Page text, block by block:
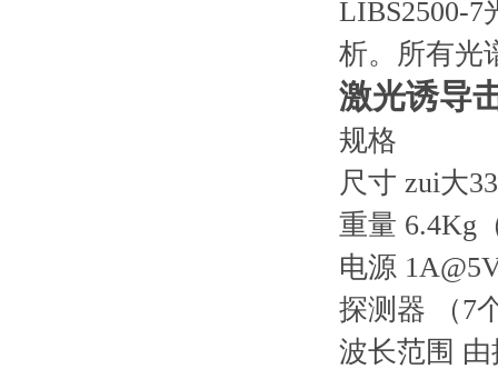
LIBS2500-7
析。所有光
激光诱导
规格
尺寸 zui大
重量 6.4Kg
电源
探测器 （7
波长范围